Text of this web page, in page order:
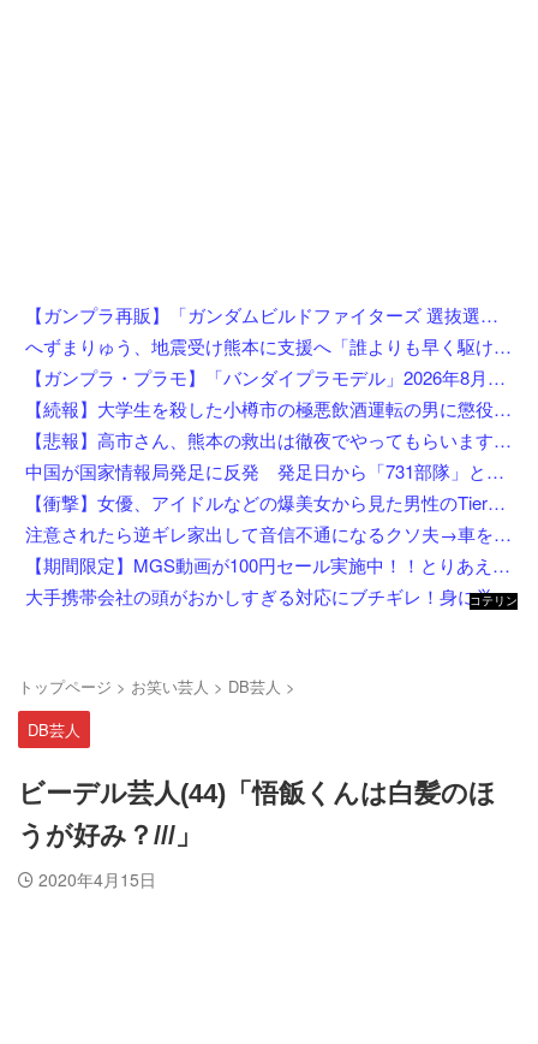
【ガンプラ再販】「ガンダムビルドファイターズ 選抜選挙」【本日投票開始】
へずまりゅう、地震受け熊本に支援へ「誰よりも早く駆け付けます」「こういう時こそ動かないとダメです」
【ガンプラ・プラモ】「バンダイプラモデル」2026年8月発売商品【スケジュール公開】
【続報】大学生を殺した小樽市の極悪飲酒運転の男に懲役4年6ヶ月の判決。
【悲報】高市さん、熊本の救出は徹夜でやってもらいますと言ってしまいめっちゃ炎上してしまうw w w w w w w w w
中国が国家情報局発足に反発 発足日から「731部隊」と結び付け戦後秩序への挑発と非難
【衝撃】女優、アイドルなどの爆美女から見た男性のTierリストがこれ←勿論優秀なお前らは入ってるよな？？？？？
注意されたら逆ギレ家出して音信不通になるクソ夫→車を勝手に乗って逃亡し迎えにも行けず、話し合いから逃げて解決すると思ってるの？幼稚すぎる思考回路と無責任な態度に悩まされてる・・・
【期間限定】MGS動画が100円セール実施中！！とりあえず全部買うやろｗｗｗｗｗ
大手携帯会社の頭がおかしすぎる対応にブチギレ！身に覚えのない請求書を「社長の名前だから払え」と突っ返された社長秘書の愚痴
コテリン
トップページ > お笑い芸人 > DB芸人 >
DB芸人
ビーデル芸人(44)「悟飯くんは白髪のほ
うが好み？///」
2020年4月15日